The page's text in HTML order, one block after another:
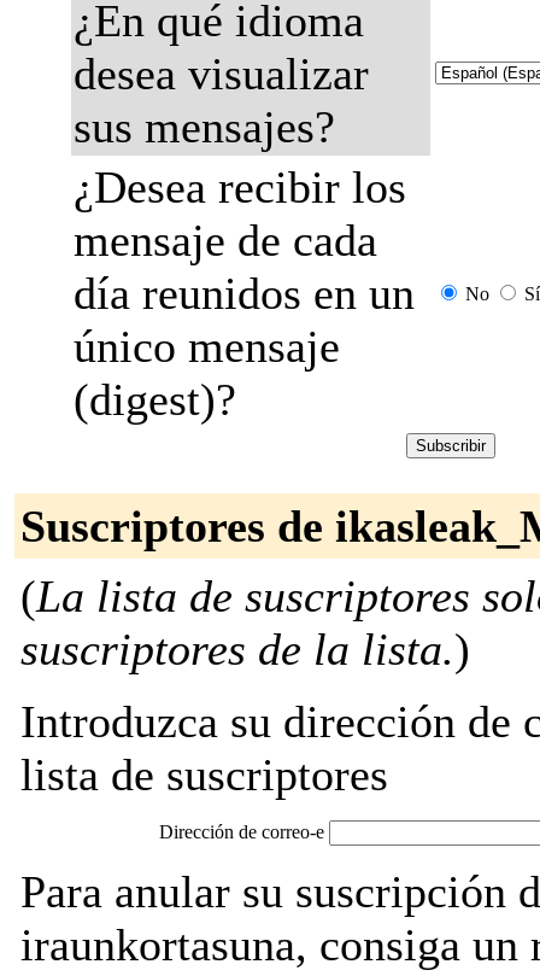
¿En qué idioma
desea visualizar
sus mensajes?
¿Desea recibir los
mensaje de cada
día reunidos en un
único mensaje
(digest)?
No Sí
Suscriptores de
(La lista de suscriptores
suscriptores de la lista.)
Introduzca su dirección de
lista de suscriptores
Dirección de correo-e
Para anular su suscripción
iraunkortasuna, consiga